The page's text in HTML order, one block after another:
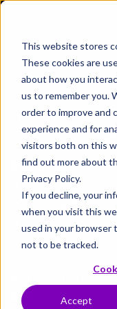
This website stores
These cookies are
about how you
us to remember you.
order to improve and
experience and for
visitors both on this
find out more about
Privacy Policy.
If you decline, your
when you visit this
used in your browser
not to be tracked.
Accept
ネットワー
ションを加
世界中の数千のサ
ズに、
ビジネスを加速す
ォーメーションソ
ます。
IPオプティカルネ
通信